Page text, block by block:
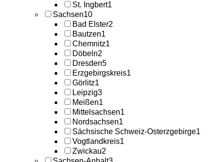
St. Ingbert1
Sachsen10
Bad Elster2
Bautzen1
Chemnitz1
Döbeln2
Dresden5
Erzgebirgskreis1
Görlitz1
Leipzig3
Meißen1
Mittelsachsen1
Nordsachsen1
Sächsische Schweiz-Osterzgebirge1
Vogtlandkreis1
Zwickau2